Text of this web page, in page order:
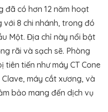
đã có hơn 12 năm hoạt
8 chi nhánh, trong đó
Một. Địa chỉ này nổi bật
rãi và sạch sẽ. Phòng
tiến như máy CT Cone
máy cắt xương, và
bảo mang đến dịch vụ